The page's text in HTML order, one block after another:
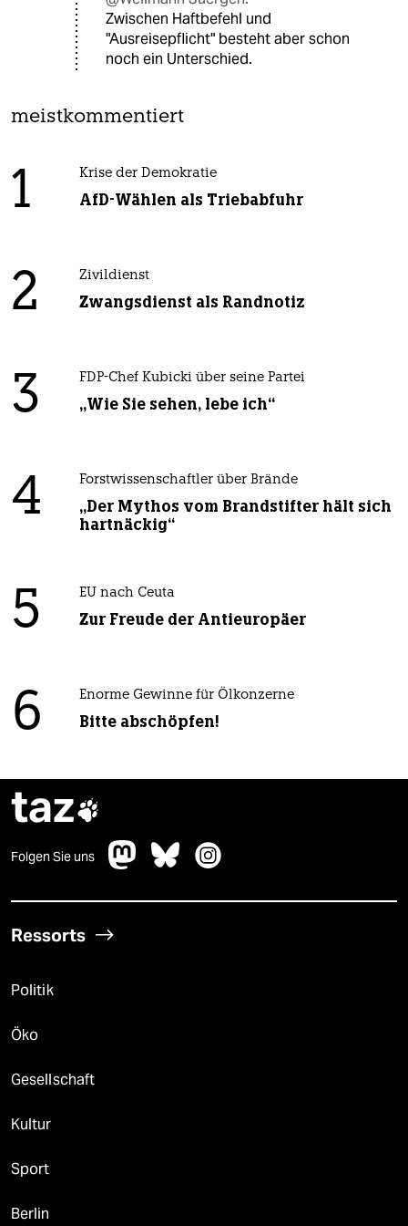
Zwischen Haftbefehl und
"Ausreisepflicht" besteht aber schon
noch ein Unterschied.
meistkommentiert
1 Krise der Demokratie
AfD-Wählen als Triebabfuhr
2 Zivildienst
Zwangsdienst als Randnotiz
3 FDP-Chef Kubicki über seine Partei
„Wie Sie sehen, lebe ich“
4 Forstwissenschaftler über Brände
„Der Mythos vom Brandstifter hält sich
hartnäckig“
5 EU nach Ceuta
Zur Freude der Antieuropäer
6 Enorme Gewinne für Ölkonzerne
Bitte abschöpfen!
taz
Folgen Sie uns
Ressorts
Politik
Öko
Gesellschaft
Kultur
Sport
Berlin